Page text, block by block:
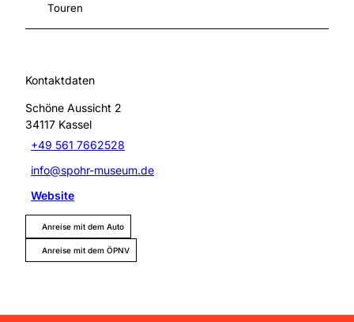
Touren
Kontaktdaten
Schöne Aussicht 2
34117 Kassel
+49 561 7662528
info@spohr-museum.de
Website
Anreise mit dem Auto
Anreise mit dem ÖPNV